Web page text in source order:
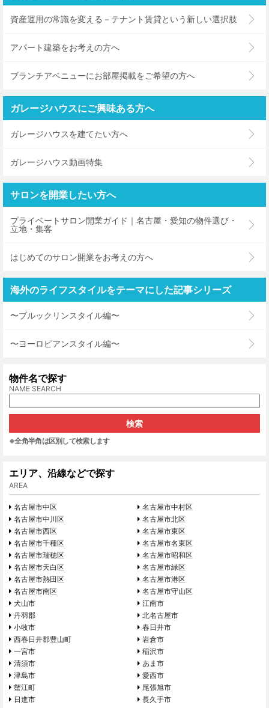
資産運用の常識を変える－テナント賃貸という新しい選択肢
アパート建築をお考えの方へ
ブランチアベニューにお部屋掲載をご希望の方へ
ガレージハウスにご興味ある方へ
ガレージハウスを建てたい方へ
ガレージハウス動画特集
サロンを開業したい方へ
プライベートサロン開業ガイド｜名古屋・愛知の物件選び・
立地・集客
はじめてのサロン開業をお考えの方へ
海外のライフスタイルをテーマにした記事シリーズ
〜ブルックリンスタイル編〜
〜ヨーロピアンスタイル編〜
物件名で探す
NAME SEARCH
※全角半角は区別して検索します
エリア、沿線などで探す
AREA
名古屋市中区
名古屋市中村区
名古屋市中川区
名古屋市北区
名古屋市西区
名古屋市東区
名古屋市千種区
名古屋市名東区
名古屋市瑞穂区
名古屋市昭和区
名古屋市天白区
名古屋市緑区
名古屋市熱田区
名古屋市港区
名古屋市南区
名古屋市守山区
犬山市
江南市
丹羽郡
北名古屋市
小牧市
春日井市
西春日井郡豊山町
岩倉市
一宮市
稲沢市
清須市
あま市
津島市
愛西市
蟹江町
尾張旭市
日進市
長久手市